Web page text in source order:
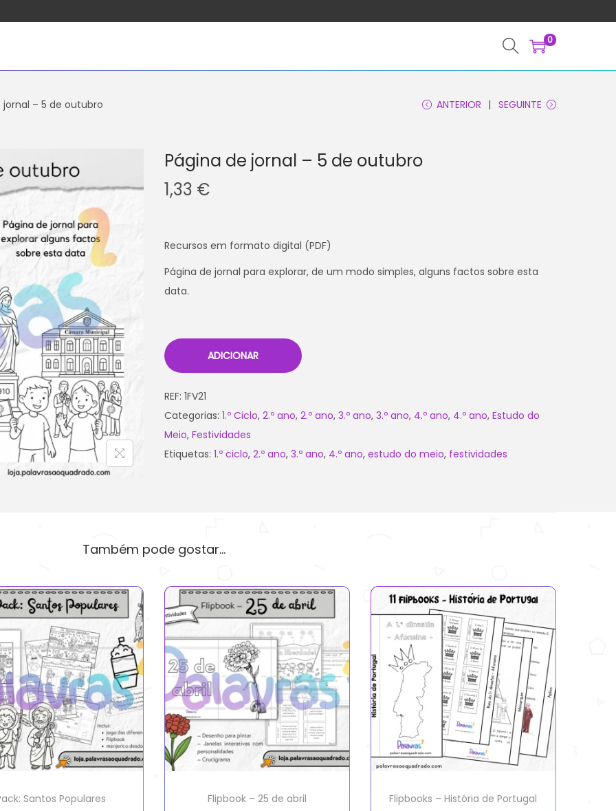
0
jornal – 5 de outubro ANTERIOR SEGUINTE
Página de jornal – 5 de outubro
1,33 €
Recursos em formato digital (PDF)
Página de jornal para explorar, de um modo simples, alguns factos sobre esta
data.
ADICIONAR
REF: 1FV21
Categorias: 1.º Ciclo, 2.º ano, 2.º ano, 3.º ano, 3.º ano, 4.º ano, 4.º ano, Estudo do
Meio, Festividades
Etiquetas: 1.º ciclo, 2.º ano, 3.º ano, 4.º ano, estudo do meio, festividades
Também pode gostar…
Santos Populares
Flipbook – 25 de abril
Flipbooks – História de Portugal